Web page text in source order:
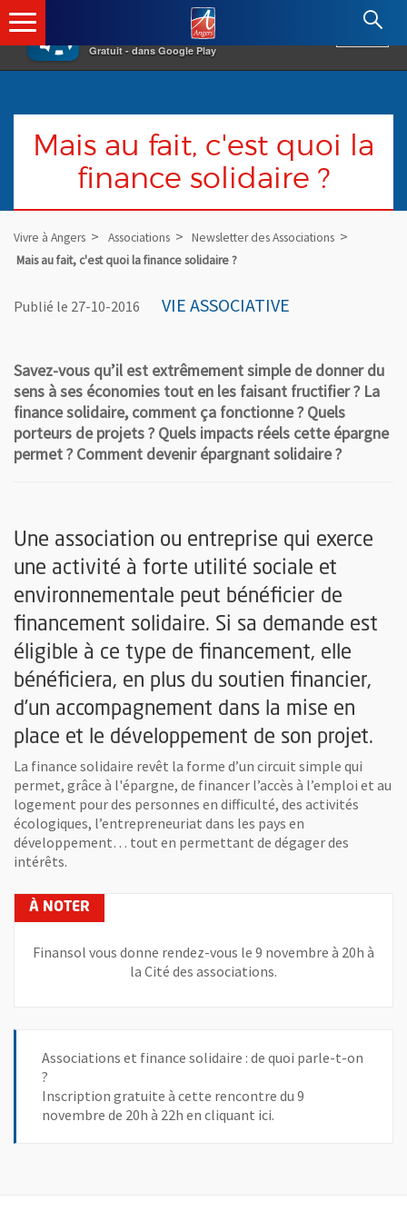
×
Gratuit - dans Google Play
Angers.fr : Retour à l'accueil
Mais au fait, c'est quoi la
finance solidaire ?
Vivre à Angers Associations
Newsletter des Associations
Mais au fait, c'est quoi la finance solidaire ?
Publié le 27-10-2016 VIE ASSOCIATIVE
Savez-vous qu’il est extrêmement simple de donner du
sens à ses économies tout en les faisant fructifier ? La
finance solidaire, comment ça fonctionne ? Quels
porteurs de projets ? Quels impacts réels cette épargne
permet ? Comment devenir épargnant solidaire ?
Une association ou entreprise qui exerce
une activité à forte utilité sociale et
environnementale peut bénéficier de
financement solidaire. Si sa demande est
éligible à ce type de financement, elle
bénéficiera, en plus du soutien financier,
d’un accompagnement dans la mise en
place et le développement de son projet.
La finance solidaire revêt la forme d’un circuit simple qui
permet, grâce à l'épargne, de financer l’accès à l’emploi et au
logement pour des personnes en difficulté, des activités
écologiques, l’entrepreneuriat dans les pays en
développement… tout en permettant de dégager des
intérêts.
Finansol vous donne rendez-vous le 9 novembre à 20h à
la Cité des associations.
Associations et finance solidaire : de quoi parle-t-on
?
Inscription gratuite à cette rencontre du 9
novembre de 20h à 22h en cliquant ici.